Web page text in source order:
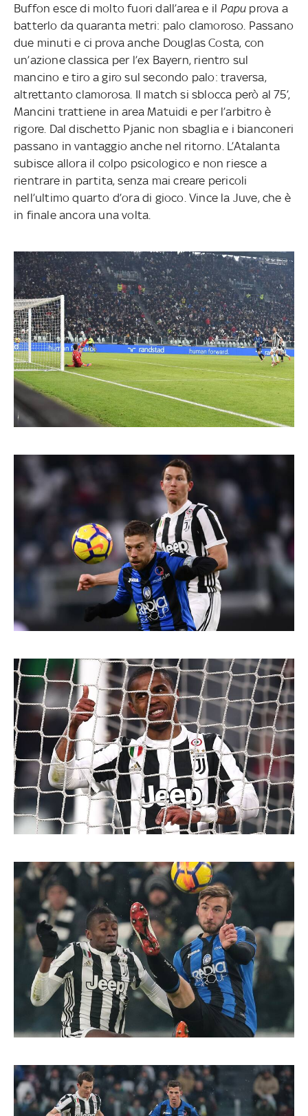
Buffon esce di molto fuori dall’area e il Papu prova a
batterlo da quaranta metri: palo clamoroso. Passano
due minuti e ci prova anche Douglas Costa, con
un’azione classica per l’ex Bayern, rientro sul
mancino e tiro a giro sul secondo palo: traversa,
altrettanto clamorosa. Il match si sblocca però al 75’,
Mancini trattiene in area Matuidi e per l’arbitro è
rigore. Dal dischetto Pjanic non sbaglia e i bianconeri
passano in vantaggio anche nel ritorno. L’Atalanta
subisce allora il colpo psicologico e non riesce a
rientrare in partita, senza mai creare pericoli
nell’ultimo quarto d’ora di gioco. Vince la Juve, che è
in finale ancora una volta.